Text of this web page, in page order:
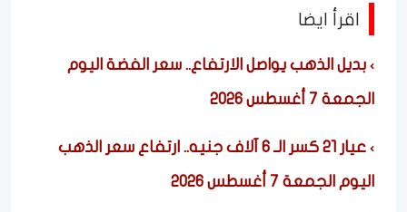
اقرأ ايضا
بديل الذهب يواصل الارتفاع.. سعر الفضة اليوم
الجمعة 7 أغسطس 2026
عيار 21 كسر الـ 6 آلاف جنيه.. ارتفاع سعر الذهب
اليوم الجمعة 7 أغسطس 2026